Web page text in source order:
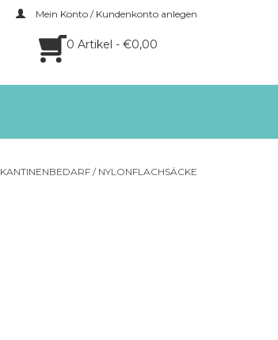
Mein Konto / Kundenkonto anlegen
0 Artikel - €0,00
KANTINENBEDARF / NYLONFLACHSÄCKE